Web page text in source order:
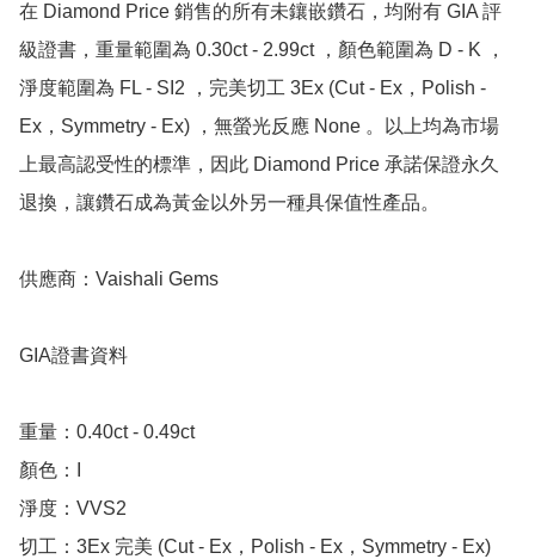
在 Diamond Price 銷售的所有未鑲嵌鑽石，均附有 GIA 評
級證書，重量範圍為 0.30ct - 2.99ct ，顏色範圍為 D - K ，
淨度範圍為 FL - SI2 ，完美切工 3Ex (Cut - Ex，Polish -
Ex，Symmetry - Ex) ，無螢光反應 None 。以上均為市場
上最高認受性的標準，因此 Diamond Price 承諾保證永久
退換，讓鑽石成為黃金以外另一種具保值性產品。
供應商：Vaishali Gems
GIA證書資料
重量：0.40ct - 0.49ct
顏色：I
淨度：VVS2
切工：3Ex 完美 (Cut - Ex，Polish - Ex，Symmetry - Ex)